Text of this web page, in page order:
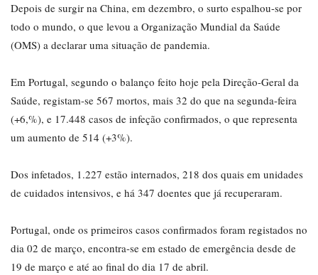
Depois de surgir na China, em dezembro, o surto espalhou-se por
todo o mundo, o que levou a Organização Mundial da Saúde
(OMS) a declarar uma situação de pandemia.
Em Portugal, segundo o balanço feito hoje pela Direção-Geral da
Saúde, registam-se 567 mortos, mais 32 do que na segunda-feira
(+6,%), e 17.448 casos de infeção confirmados, o que representa
um aumento de 514 (+3%).
Dos infetados, 1.227 estão internados, 218 dos quais em unidades
de cuidados intensivos, e há 347 doentes que já recuperaram.
Portugal, onde os primeiros casos confirmados foram registados no
dia 02 de março, encontra-se em estado de emergência desde de
19 de março e até ao final do dia 17 de abril.